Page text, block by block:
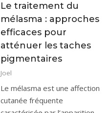
Le traitement du
mélasma : approches
efficaces pour
atténuer les taches
pigmentaires
Joel
Le mélasma est une affection
cutanée fréquente